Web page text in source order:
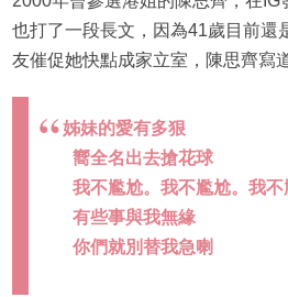
也打了一段長文，因為41歲目前還
友催促她快點成家立室，陳思齊寫
姊妹的愛有多狠
嚮全名出去搶花球
我不尷尬。我不尷尬。我不
有些事與我無緣
你們就別替我急喇